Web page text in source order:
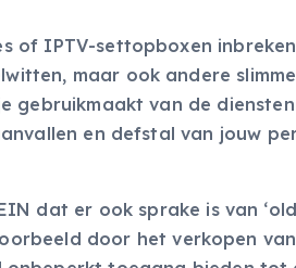
of IPTV-settopboxen
maar ook andere slimme
gebruikmaakt van de
en defstal van jouw
dat er ook sprake is van ‘old
door het verkopen van